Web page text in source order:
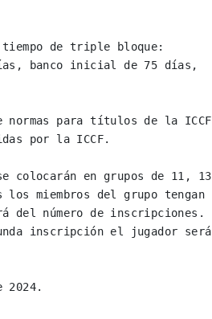
de triple bloque:
banco inicial de 75 días,
para títulos de la ICCF
por la ICCF.
colocarán en grupos de 11, 13
miembros del grupo tengan
del número de inscripciones.
inscripción el jugador será